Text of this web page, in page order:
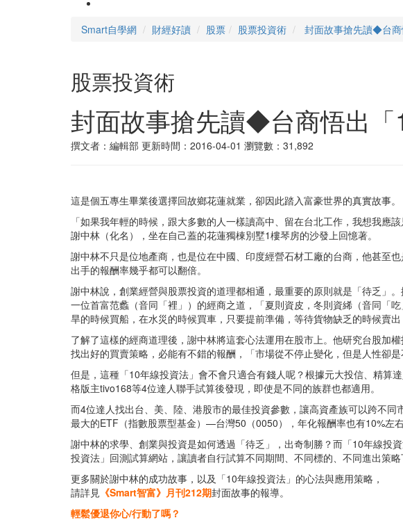
Smart自學網 財經好讀 股票 股票投資術 封面故事搶先讀◆台
股票投資術
封面故事搶先讀◆台商悟出
撰文者：編輯部 更新時間：2016-04-01 瀏覽數：31,892
這是個五專生畢業後選擇回故鄉花蓮就業，卻因此踏入富豪世界的真實故事。
「如果我年輕的時候，跟大多數的人一樣讀高中、留在台北工作，我想我
謝中林（化名），坐在自己蓋的花蓮獨棟別墅1樓琴房的沙發上回憶著。
謝中林不只是位地產商，也是位在中國、印度經營石材工廠的台商，他甚至
出手的報酬率幾乎都可以翻倍。
謝中林說，創業經營與股票投資的道理都相通，最重要的原則就是「待乏」
一位首富范蠡（音同「裡」）的經商之道，「夏則資皮，冬則資絺（音同「
旱的時候買船，在水災的時候買車，只要提前準備，等待貨物缺乏的時候賣出
了解了這樣的經商道理後，謝中林將這套心法運用在股市上。他研究台股加
找出好的買賣策略，必能有不錯的報酬，「市場從不停止變化，但是人性卻
但是，這種「10年線投資法」會不會只適合有錢人呢？根據元大投信、精算
格版主tivo168等4位達人聯手試算後發現，即使是不同的族群也都適用。
而4位達人找出台、美、陸、港股市的最佳投資參數，讓高資產族可以跨不
最大的ETF（指數股票型基金）—台灣50（0050），年化報酬率也有10%左右
謝中林的求學、創業與投資是如何透過「待乏」，出奇制勝？而「10年線投
投資法」回測試算網站，讓讀者自行試算不同期間、不同標的、不同進出策
更多關於謝中林的成功故事，以及「10年線投資法」的心法與應用策略，
請詳見 《Smart智富》月刊212期封面故事的報導。
輕鬆優退你心/行動了嗎？